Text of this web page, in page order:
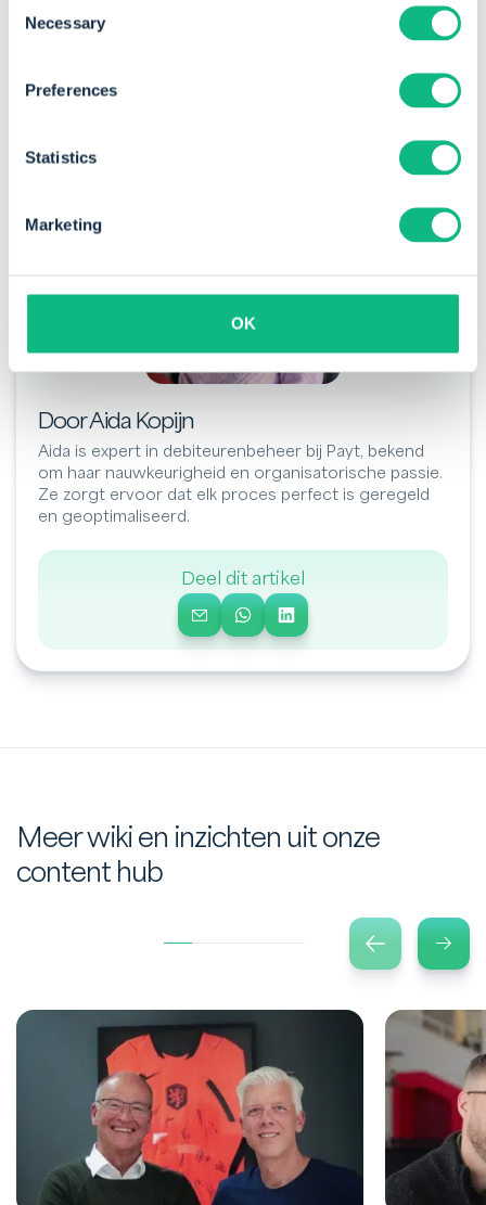
Selection
Necessary
Preferences
Statistics
Marketing
OK
rente en dat is bij kort vreemd vermogen veelal niet
het geval. Behalve bij een kortlopend krediet welke
Door Aida Kopijn
Aida is expert in debiteurenbeheer bij Payt, bekend
om haar nauwkeurigheid en organisatorische passie.
Ze zorgt ervoor dat elk proces perfect is geregeld
en geoptimaliseerd.
Deel dit artikel
Meer wiki en inzichten uit onze
content hub